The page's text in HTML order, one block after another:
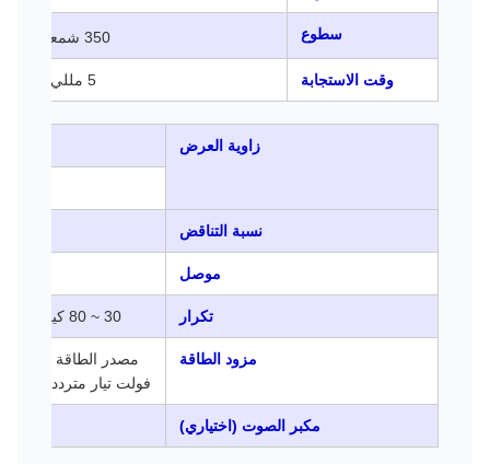
سطوع 350 شمعة/م
وقت الاستجابة 5 مللي ثانية
زاوية العرض
نسبة التناقض
موصل
تكرار 30 ~ 80 كيلو هرتز / 60 ~ 75 هرتز
مزود الطاقة
فولت تيار متردد (تيار مستمر
مكبر الصوت (اختياري)